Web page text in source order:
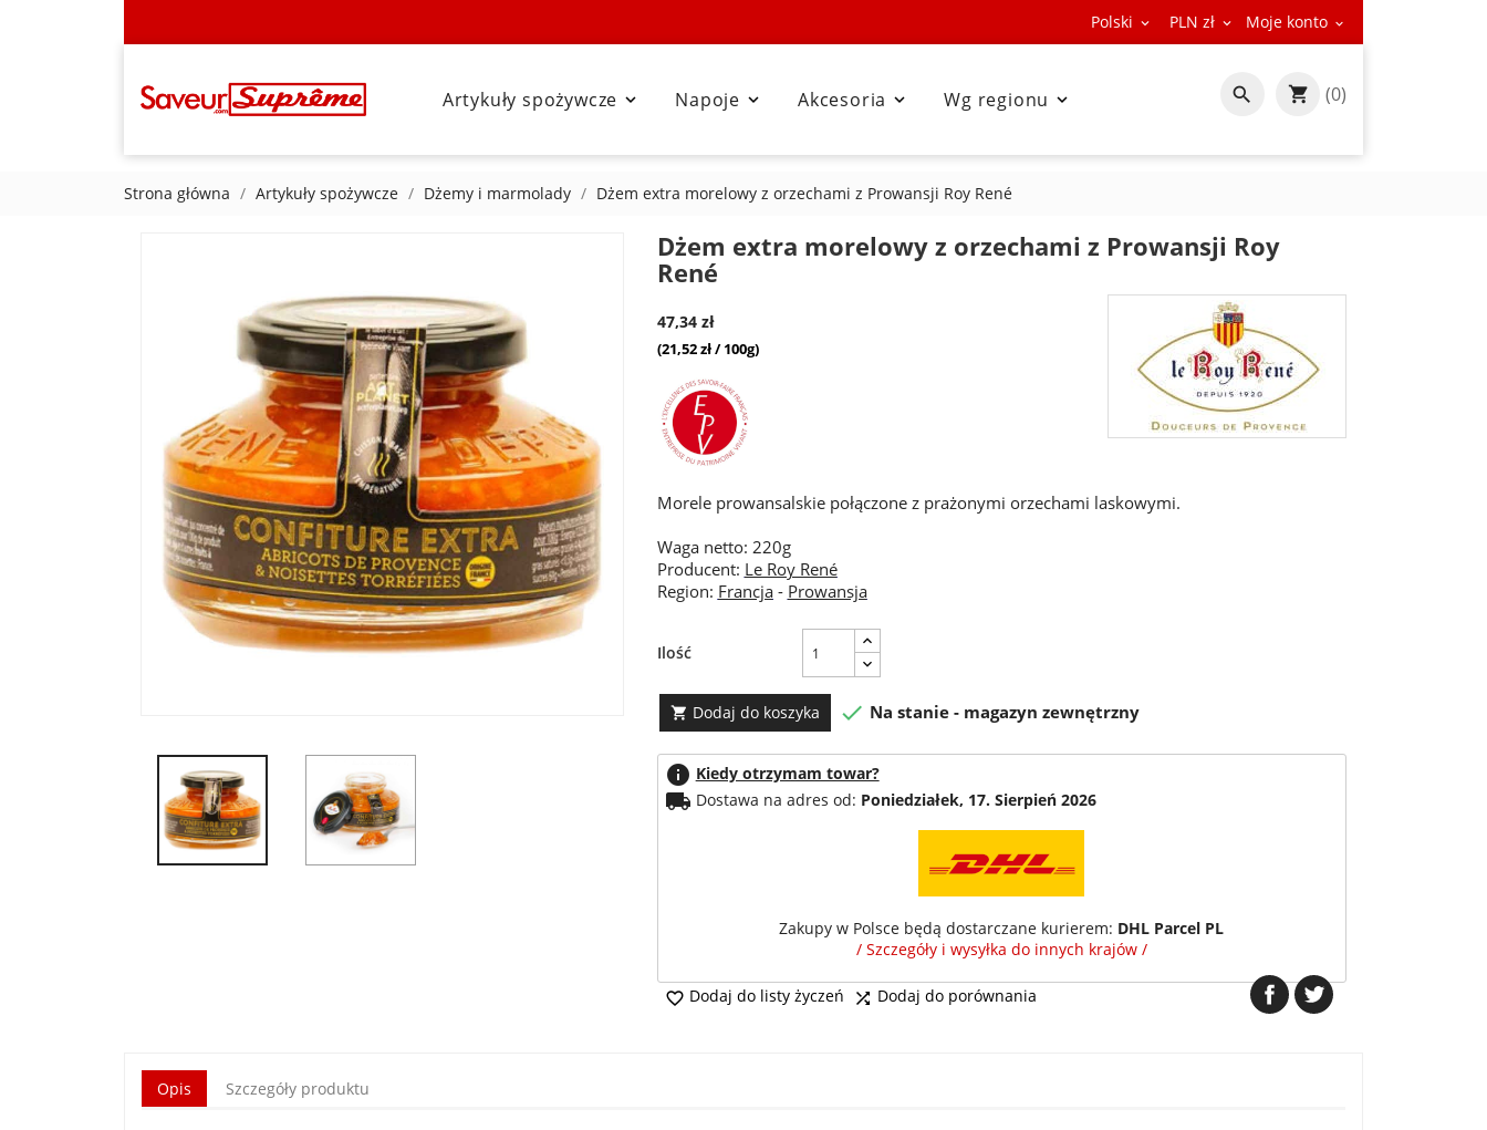
Polski  PLN zł  Moje konto 

Artykuły spożywcze 
Napoje 
Akcesoria 
Wg regionu  (0)
Strona główna Artykuły spożywcze Dżemy i marmolady Dżem extra morelowy z orzechami z Prowansji Roy René
Dżem extra morelowy z orzechami z Prowansji Roy
René
47,34 zł
(21,52 zł / 100g)
Morele prowansalskie połączone z prażonymi orzechami laskowymi.
Waga netto: 220g
Producent: Le Roy René
Region: Francja- Prowansja
Ilość
 Dodaj do koszyka  Na stanie - magazyn zewnętrzny
info Kiedy otrzymam towar?
local_shipping Dostawa na adres od: Poniedziałek, 17. Sierpień 2026
Zakupy w Polsce będą dostarczane kurierem: DHL Parcel PL
/ Szczegóły i wysyłka do innych krajów /
 Dodaj do listy życzeń  Dodaj do porównania
Opis Szczegóły produktu